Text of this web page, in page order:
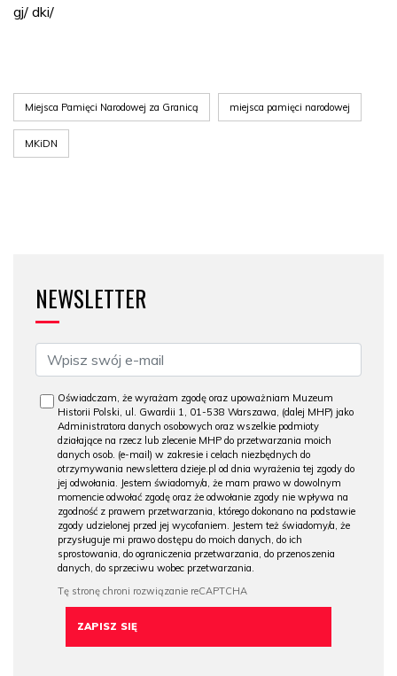
gj/ dki/
Miejsca Pamięci Narodowej za Granicą miejsca pamięci narodowej
MKiDN
NEWSLETTER
Oświadczam, że wyrażam zgodę oraz upoważniam Muzeum
Historii Polski, ul. Gwardii 1, 01-538 Warszawa, (dalej MHP) jako
Administratora danych osobowych oraz wszelkie podmioty
działające na rzecz lub zlecenie MHP do przetwarzania moich
danych osob. (e-mail) w zakresie i celach niezbędnych do
otrzymywania newslettera dzieje.pl od dnia wyrażenia tej zgody do
jej odwołania. Jestem świadomy/a, że mam prawo w dowolnym
momencie odwołać zgodę oraz że odwołanie zgody nie wpływa na
zgodność z prawem przetwarzania, którego dokonano na podstawie
zgody udzielonej przed jej wycofaniem. Jestem też świadomy/a, że
przysługuje mi prawo dostępu do moich danych, do ich
sprostowania, do ograniczenia przetwarzania, do przenoszenia
danych, do sprzeciwu wobec przetwarzania.